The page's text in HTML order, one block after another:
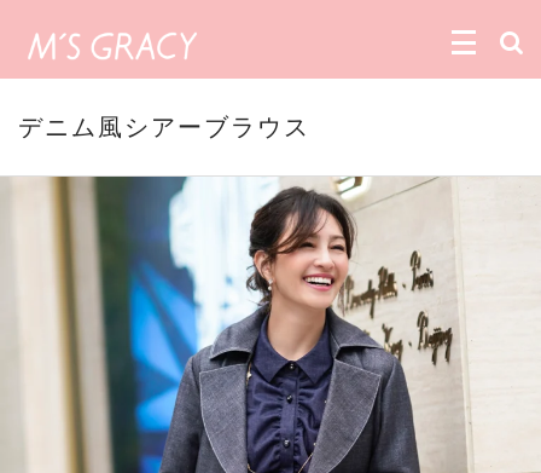
デニム風シアーブラウス